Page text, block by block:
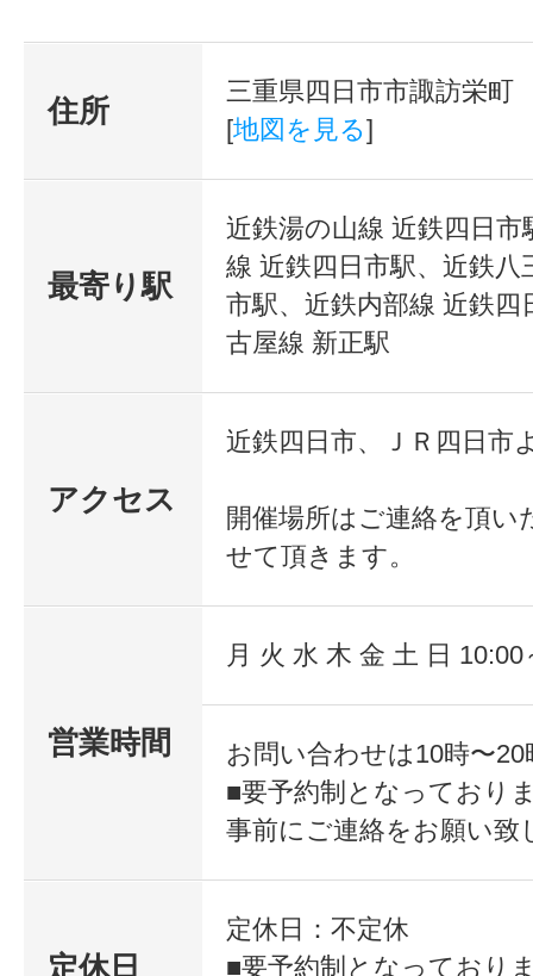
っても初めての方
ト致します。
プロのサロン運営コンサルタント
受けれるから安心！
初めて学ぶ方も、今まで働いてい
ができます。習って習いっぱなし
将来に向かってじっくり進めてい
開業までに時間のない方や、お仕
中、また子育て中の方など限られ
豊富な講座の中から単位ごと、短
ことができます。
【人気のサロンメニューが学べ、
住所
三重県四日市市諏訪栄町
[地図を見る]
最寄り駅
近鉄湯の山線 近鉄四日市
線 近鉄四日市駅、近鉄八
市駅、近鉄内部線 近鉄四
古屋線 新正駅
アクセス
近鉄四日市、ＪＲ四日市
開催場所はご連絡を頂い
せて頂きます。
営業時間
月 火 水 木 金 土 日 10:00
お問い合わせは10時〜
■要予約制となっており
事前にご連絡をお願い致
定休日
定休日：不定休
■要予約制となっており